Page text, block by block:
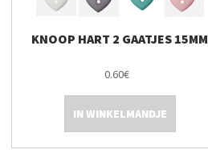
KNOOP HART 2 GAATJES 15MM
0.60€
IN WINKELMANDJE